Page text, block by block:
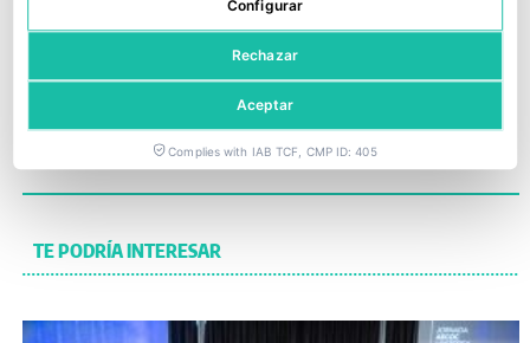
PACKAGING Y MAQUINARIA
TE PODRÍA INTERESAR
Configurar
Rechazar
Aceptar
Complies with IAB TCF, CMP ID: 405